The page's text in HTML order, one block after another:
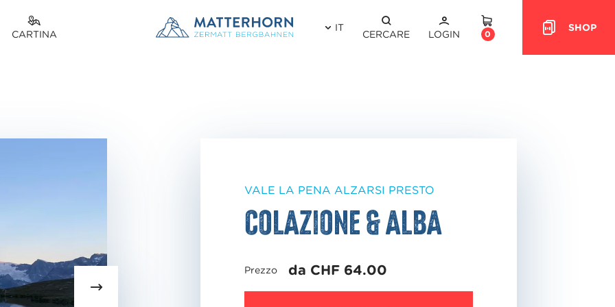
CARTINA
IT
CERCARE LOGIN HEADER.CART
0
SHOP
VALE LA PENA ALZARSI PRESTO
Colazione & alba
Prezzo da CHF 64.00